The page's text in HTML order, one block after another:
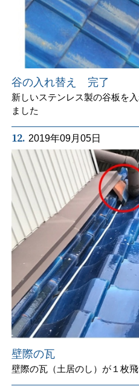
谷の入れ替え 完了
新しいステンレス製の谷板を
ました
12. 2019年09月05日
壁際の瓦
壁際の瓦（土居のし）が１枚